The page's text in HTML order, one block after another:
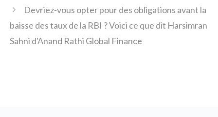
Devriez-vous opter pour des obligations avant la
baisse des taux de la RBI ? Voici ce que dit Harsimran
Sahni d'Anand Rathi Global Finance